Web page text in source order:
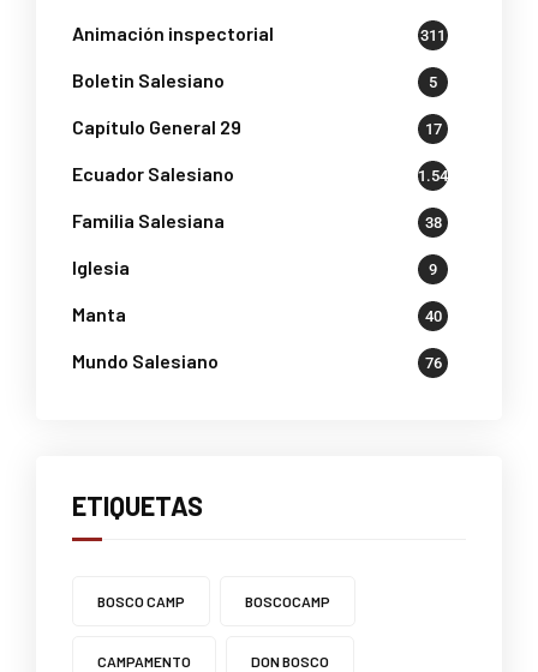
Animación inspectorial 311
Boletin Salesiano 5
Capítulo General 29 17
Ecuador Salesiano 1.541
Familia Salesiana 38
Iglesia 9
Manta 40
Mundo Salesiano 76
ETIQUETAS
BOSCO CAMP BOSCOCAMP
CAMPAMENTO DON BOSCO